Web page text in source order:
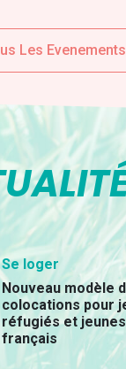
Les Evenements
Se loger
Nouveau modèle
colocations pour
réfugiés et jeunes
français